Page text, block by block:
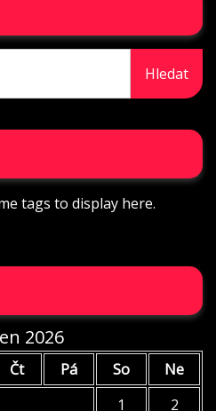
tags to display here.
2026
Čt Pá So
Ne
1
2